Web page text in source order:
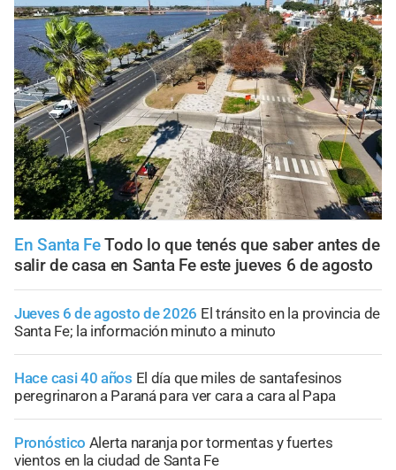
En Santa Fe Todo lo que tenés que saber antes de
salir de casa en Santa Fe este jueves 6 de agosto
Jueves 6 de agosto de 2026 El tránsito en la provincia de
Santa Fe; la información minuto a minuto
Hace casi 40 años El día que miles de santafesinos
peregrinaron a Paraná para ver cara a cara al Papa
Pronóstico Alerta naranja por tormentas y fuertes
vientos en la ciudad de Santa Fe